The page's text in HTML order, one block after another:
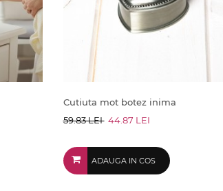
Cutiuta mot botez inima
59.83 LEI 44.87 LEI
ADAUGA IN COS